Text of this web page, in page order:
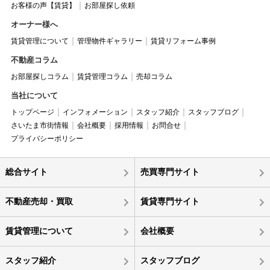
お客様の声【賃貸】 お部屋探し依頼
オーナー様へ
賃貸管理について 管理物件ギャラリー 賃貸リフォーム事例
不動産コラム
お部屋探しコラム 賃貸管理コラム 売却コラム
当社について
トップページ インフォメーション スタッフ紹介
スタッフブログ
さいたま市街情報
会社概要 採用情報
お問合せ
プライバシーポリシー
総合サイト 売買専門サイト
不動産売却・買取 賃貸専門サイト
賃貸管理について 会社概要
スタッフ紹介 スタッフブログ